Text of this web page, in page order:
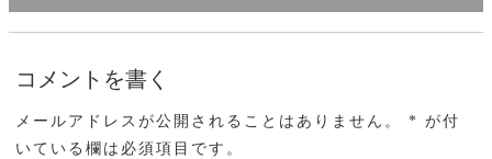
コメントを書く
メールアドレスが公開されることはありません。 * が付
いている欄は必須項目です。